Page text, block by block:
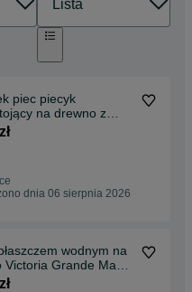
piec piecyk
na drewno z
Sonata B 16kW
dnia 06 sierpnia 2026
wodnym na
Victoria Grande Max B